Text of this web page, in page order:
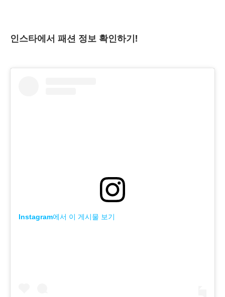
인스타에서 패션 정보 확인하기!
Instagram에서 이 게시물 보기